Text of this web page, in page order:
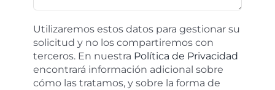
Utilizaremos estos datos para gestionar su
solicitud y no los compartiremos con
terceros. En nuestra Política de Privacidad
encontrará información adicional sobre
cómo las tratamos, y sobre la forma de